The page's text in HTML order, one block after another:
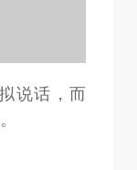
说话，而